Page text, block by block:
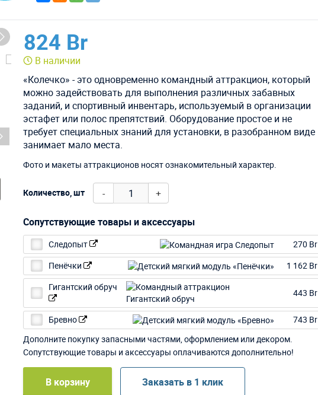
824 Br
В наличии
«Колечко» - это одновременно командный аттракцион, который
можно задействовать для выполнения различных забавных
заданий, и спортивный инвентарь, используемый в организации
эстафет или полос препятствий. Оборудование простое и не
требует специальных знаний для установки, в разобранном виде
занимает мало места.
Фото и макеты аттракционов носят ознакомительный характер.
Количество, шт - +
Сопутствующие товары и аксессуары
Следопыт
270 Br
Пенёчки
1 162 Br
Гигантский обруч
443 Br
Бревно
743 Br
Дополните покупку запасными частями, оформлением или декором.
Сопутствующие товары и аксессуары оплачиваются дополнительно!
В корзину Заказать в 1 клик